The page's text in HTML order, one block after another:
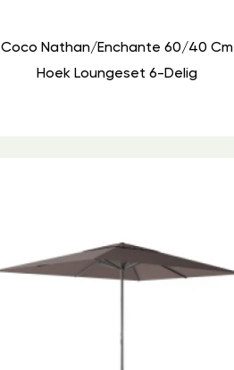
Coco Nathan/Enchante 60/40 Cm
Hoek Loungeset 6-Delig